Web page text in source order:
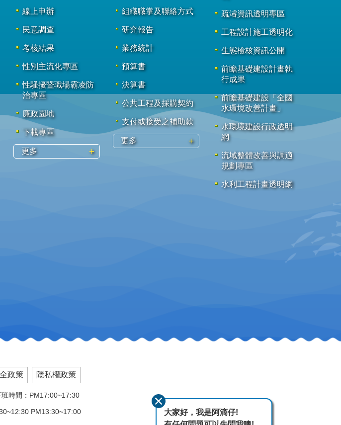
線上申辦
民意調查
考核結果
性別主流化專區
性騷擾暨職場霸凌防
治專區
廉政園地
下載專區
更多
組織職掌及聯絡方式
研究報告
業務統計
預算書
決算書
公共工程及採購契約
支付或接受之補助款
更多
疏濬資訊透明專區
工程設計施工透明化
生態檢核資訊公開
前瞻基礎建設計畫執
行成果
前瞻基礎建設「全國
水環境改善計畫」
水環境建設行政透明
網
流域整體改善與調適
規劃專區
水利工程計畫透明網
政策 隱私權政策
時間：PM17:00~17:30
PM13:30~17:00
大家好，我是阿滴仔!